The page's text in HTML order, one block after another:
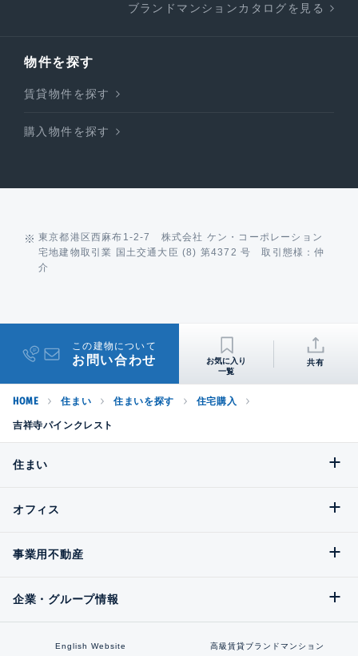
ブランドマンションカタログを見る
物件を探す
賃貸物件を探す
購入物件を探す
東京都港区西麻布1-2-7 株式会社 ケン・コーポレーション
宅地建物取引業 国土交通大臣 (8) 第4372 号 取引態様：仲
介
この建物について
お問い合わせ 共有
HOME 住まい 住まいを探す 住宅購入
吉祥寺パインクレスト
住まい
オフィス
事業用不動産
企業・グループ情報
English Website 高級賃貸ブランドマンション